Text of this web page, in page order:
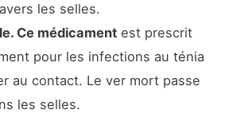
les selles.
Ce médicamentest prescrit
pour les infections au ténia
au contact. Le ver mort passe
les selles.